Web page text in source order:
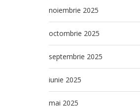
noiembrie 2025
octombrie 2025
septembrie 2025
iunie 2025
mai 2025